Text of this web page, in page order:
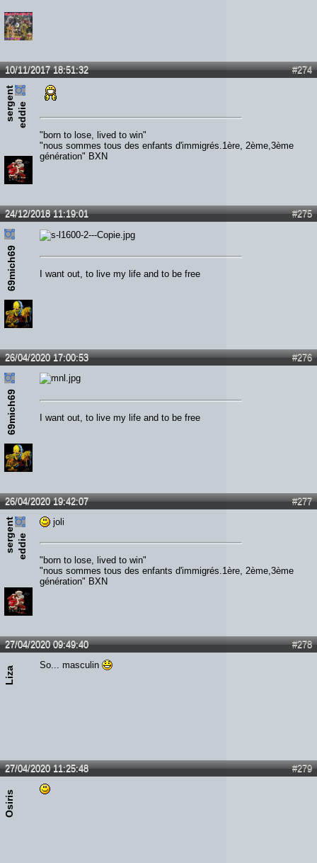
#274
10/11/2017 18:51:32
s
e
rg
e
n
t
e
d
d
ie
"born to lose, lived to win"
"nous sommes tous des enfants d'immigrés.1ère, 2ème,3ème
génération" BXN
#275
24/12/2018 11:19:01
69mich69 I want out, to live my life and to be free
#276
26/04/2020 17:00:53
69mich69 I want out, to live my life and to be free
#277
26/04/2020 19:42:07
s
e
rg
e
n
t
e
d
d
ie
joli
"born to lose, lived to win"
"nous sommes tous des enfants d'immigrés.1ère, 2ème,3ème
génération" BXN
#278
27/04/2020 09:49:40
Liza
So... masculin
#279
27/04/2020 11:25:48
Osiris